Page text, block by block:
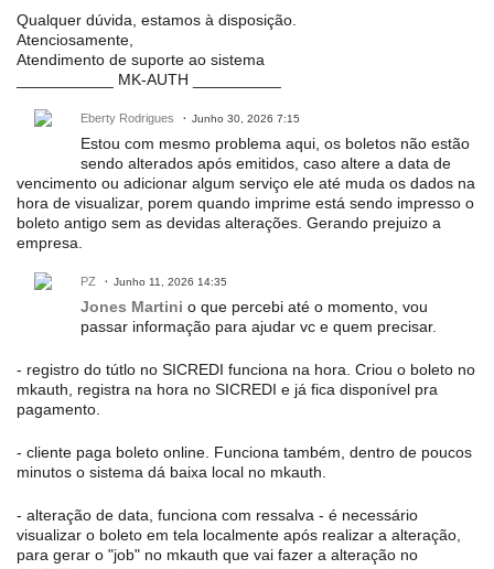
Qualquer dúvida, estamos à disposição.
Atenciosamente,
Atendimento de suporte ao sistema
___________ MK-AUTH __________
Eberty Rodrigues Junho 30, 2026 7:15
Estou com mesmo problema aqui, os boletos não estão
sendo alterados após emitidos, caso altere a data de
vencimento ou adicionar algum serviço ele até muda os dados na
hora de visualizar, porem quando imprime está sendo impresso o
boleto antigo sem as devidas alterações. Gerando prejuizo a
empresa.
PZ Junho 11, 2026 14:35
Jones Martini o que percebi até o momento, vou
passar informação para ajudar vc e quem precisar.
- registro do tútlo no SICREDI funciona na hora. Criou o boleto no
mkauth, registra na hora no SICREDI e já fica disponível pra
pagamento.
- cliente paga boleto online. Funciona também, dentro de poucos
minutos o sistema dá baixa local no mkauth.
- alteração de data, funciona com ressalva - é necessário
visualizar o boleto em tela localmente após realizar a alteração,
para gerar o "job" no mkauth que vai fazer a alteração no